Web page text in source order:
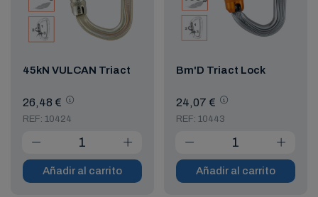
45kN VULCAN Triact
26,48 €
REF: 10424
Añadir al carrito
Bm'D Triact Lock
24,07 €
REF: 10443
Añadir al carrito